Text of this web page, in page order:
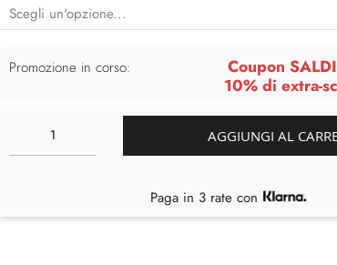
Promozione in corso:
Coupon
10% di extra-
AGGIUNGI AL
Paga in 3 rate con